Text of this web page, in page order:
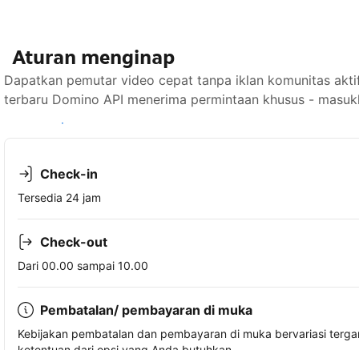
Aturan menginap
Dapatkan pemutar video cepat tanpa iklan komunitas
terbaru Domino API menerima permintaan khusus -
Lihat ketersediaan
Check-in
Tersedia 24 jam
Check-out
Dari 00.00 sampai 10.00
Pembatalan/ pembayaran di muka
Kebijakan pembatalan dan pembayaran di muka bervariasi